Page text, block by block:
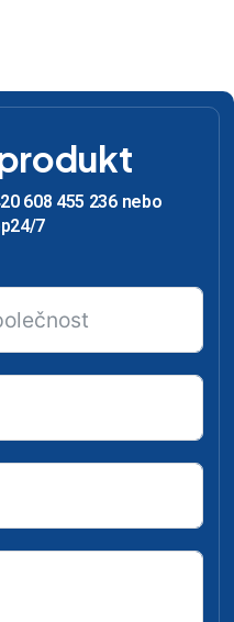
608 455 236 nebo
7